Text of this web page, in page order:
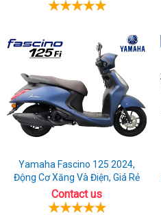
Yamaha Fascino 125 2024,
Động Cơ Xăng Và Điện, Giá Rẻ
Contact us